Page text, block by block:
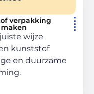
verpakking
wijze
kunststof
en duurzame